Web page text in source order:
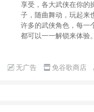
享受，各大武侠在你的
子，随曲舞动，玩起来
许多的武侠角色，每一
都可以一一解锁来体验。
无广告 免谷歌商店